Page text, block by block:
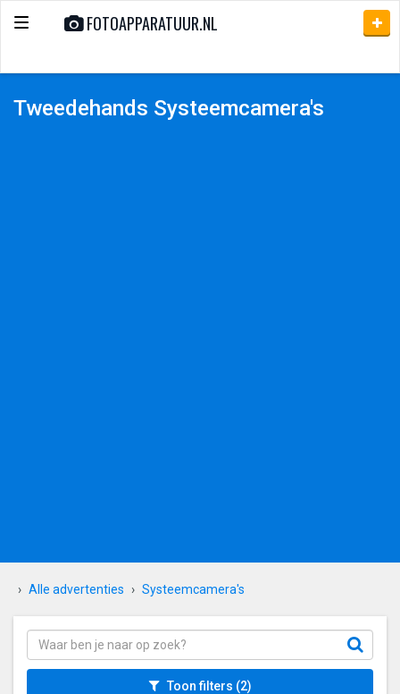
Toggle
FOTOAPPARATUUR.NL
Tweedehands Systeemcamera's
Alle advertenties Systeemcamera's
Toon filters (2)